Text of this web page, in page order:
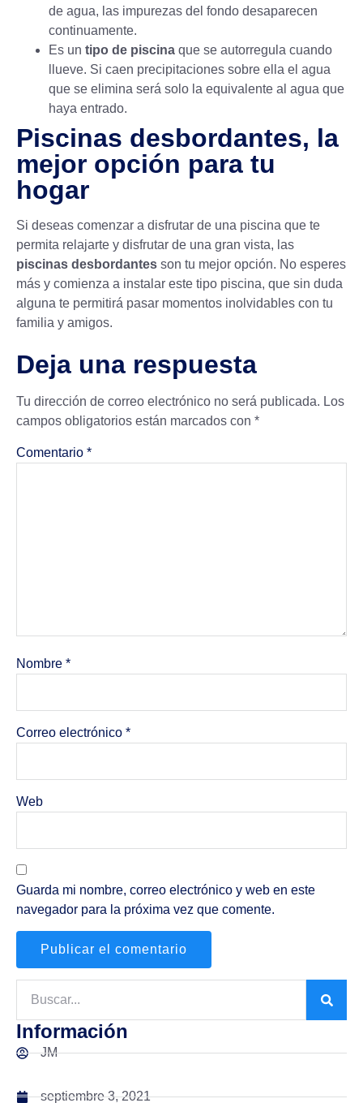
de agua, las impurezas del fondo desaparecen
continuamente.
Es un tipo de piscina que se autorregula cuando
llueve. Si caen precipitaciones sobre ella el agua
que se elimina será solo la equivalente al agua que
haya entrado.
Piscinas desbordantes, la
mejor opción para tu
hogar
Si deseas comenzar a disfrutar de una piscina que te
permita relajarte y disfrutar de una gran vista, las
piscinas desbordantes son tu mejor opción. No esperes
más y comienza a instalar este tipo piscina, que sin duda
alguna te permitirá pasar momentos inolvidables con tu
familia y amigos.
Deja una respuesta
Tu dirección de correo electrónico no será publicada. Los
campos obligatorios están marcados con *
Comentario *
Nombre *
Correo electrónico *
Web
Guarda mi nombre, correo electrónico y web en este
navegador para la próxima vez que comente.
Información
JM
septiembre 3, 2021